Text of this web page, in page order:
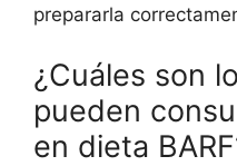
prepararla
¿Cuáles son
pueden
en dieta